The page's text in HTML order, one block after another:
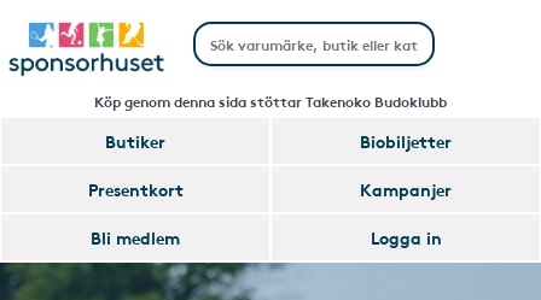
Köp genom denna sida stöttar Takenoko Budoklubb
Butiker
Biobiljetter
Presentkort
Kampanjer
Bli medlem
Logga in